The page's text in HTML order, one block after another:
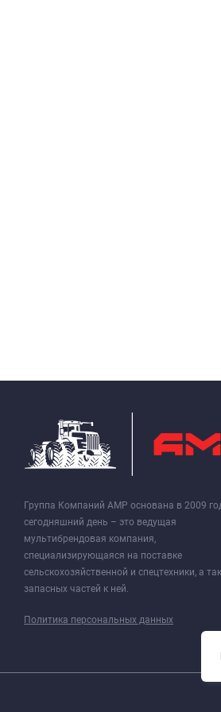
Группа Компаний АМР основана в 2009
сегодняшний день – это ведущая
мультибрендовая компания,
специализирующаяся на поставке
сельскохозяйственной и спецтехники, а
запасных частей к ней.
Политика персональных данных